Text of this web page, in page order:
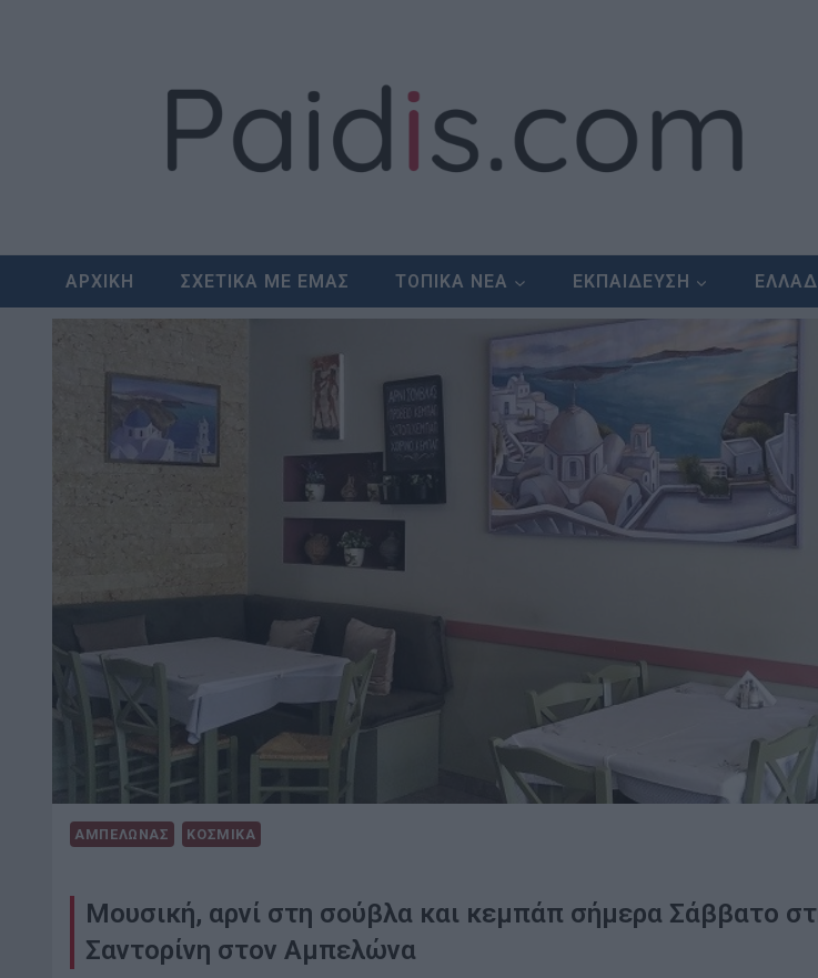
ΑΡΧΙΚΗ ΣΧΕΤΙΚΑ ΜΕ ΕΜΑΣ ΤΟΠΙΚΑ ΝΕΑ ΕΚΠΑΙΔΕΥΣΗ
ΑΜΠΕΛΩΝΑΣ ΚΟΣΜΙΚΑ
Μουσική, αρνί στη σούβλα και κεμπάπ σήμερα Σάββατο
Σαντορίνη στον Αμπελώνα